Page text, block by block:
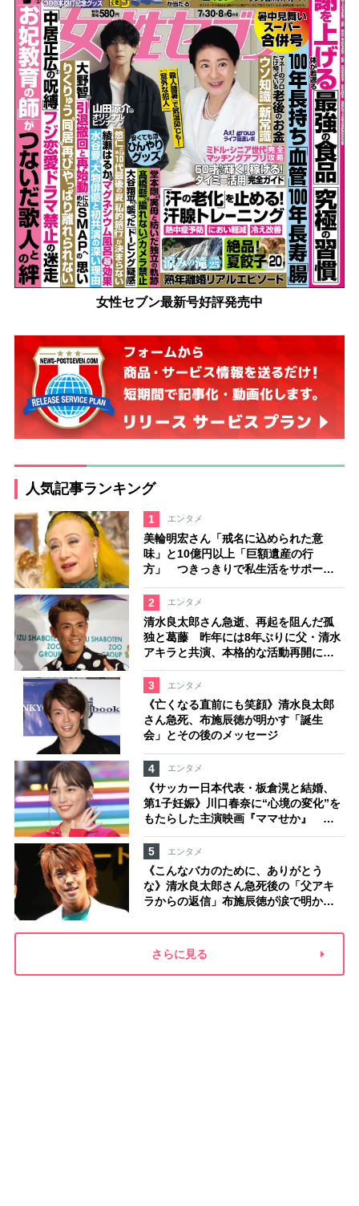
女性セブン最新号好評発売中
人気記事ランキング
1 エンタメ
美輪明宏さん「戒名に込められた意
味」と10億円以上「巨額遺産の行
方」 つきっきりで私生活をサポート
2
エンタメ
清水良太郎さん急逝、再起を阻んだ孤
独と葛藤 昨年には8年ぶりに父・清水
アキラと共演、本格的な活動再開に向
かっていたが…周囲が懸念していた
「不安定なところ」
3 エンタメ
《亡くなる直前にも笑顔》清水良太郎
さん急死、布施辰徳が明かす「誕生
会」とその後のメッセージ
4 エンタメ
《サッカー日本代表・板倉滉と結婚、
第1子妊娠》川口春奈に“心境の変化”を
もたらした主演映画『ママせか』 身
を削って「がんに蝕まれる母」を演じ
た壮絶な撮影現場
5 エンタメ
《こんなバカのために、ありがとう
な》清水良太郎さん急死後の「父アキ
ラからの返信」布施辰徳が涙で明かす
さらに見る